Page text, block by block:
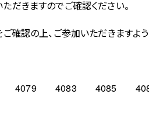
だきますのでご確認ください。
認の上、ご参加いただきますよう
4079 4083 4085